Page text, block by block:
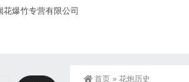
首页 » 花炮历史